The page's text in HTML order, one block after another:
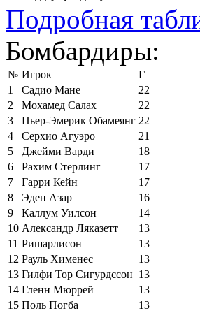
Подробная
Бомбардиры:
№ Игрок
Г
1
Садио Мане
22
2
Мохамед Салах
22
3
Пьер-Эмерик Обамеянг 22
4
Серхио Агуэро
21
5
Джейми Варди
18
6
Рахим Стерлинг
17
7
Гарри Кейн
17
8
Эден Азар
16
9
Каллум Уилсон
14
10 Александр Ляказетт
13
11 Ришарлисон
13
12 Рауль Хименес
13
13 Гилфи Тор Сигурдссон 13
14 Гленн Мюррей
13
15 Поль Погба 13